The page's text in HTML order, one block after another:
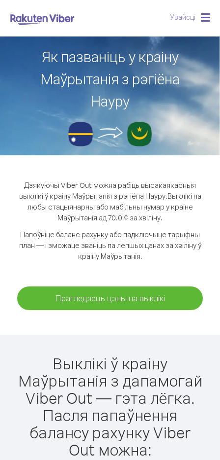
Увайсці
Як пазваніць у краіну
Маўрытанія з рэгіёна
Науру
Дзякуючы Viber Out можна рабіць высакаякасныя
выклікі ў краіну Маўрытанія з рэгіёна Науру.Выклікі на
любы стацыянарны або мабільны нумар у краіне
Маўрытанія ад 70.0 ¢ за хвіліну.
Папоўніце баланс рахунку або падключыце тарыфны
план — і зможаце званіць па лепшых цэнах за хвіліну ў
краіну Маўрытанія.
Прагледзець цэны на выклікі
Выклікі ў краіну
Маўрытанія з дапамогай
Viber Out — гэта лёгка.
Пасля папаўнення
балансу рахунку Viber
Out можна: